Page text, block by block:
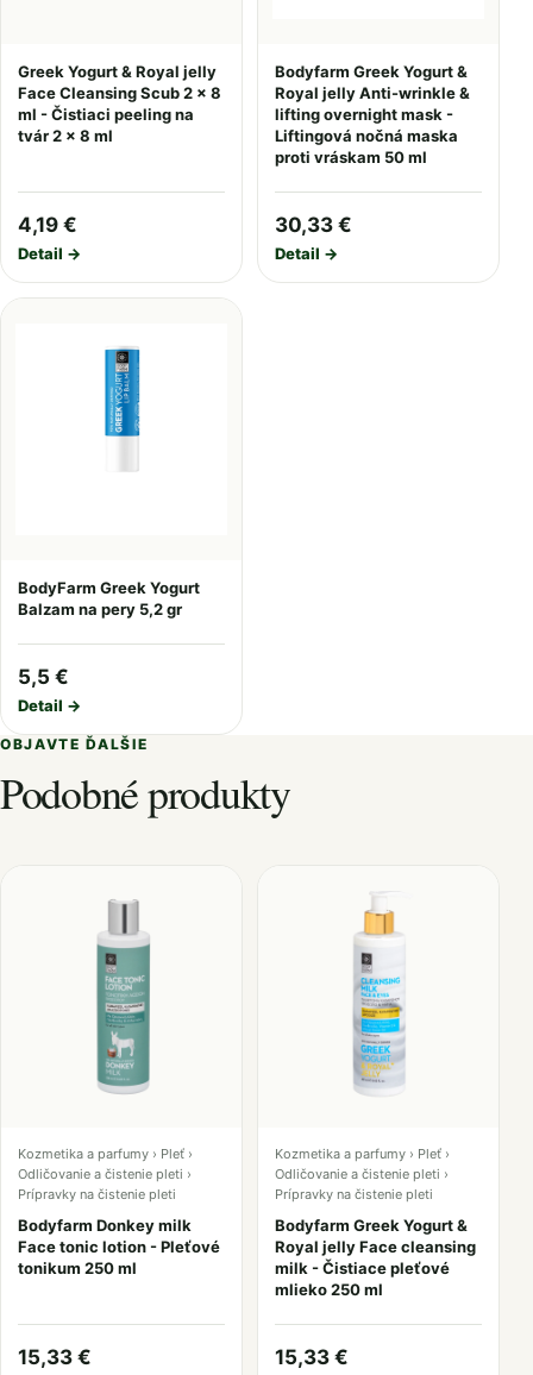
Greek Yogurt & Royal jelly
Face Cleansing Scub 2 x 8
ml - Čistiaci peeling na
tvár 2 x 8 ml
4,19 €
Detail →
Bodyfarm Greek Yogurt &
Royal jelly Anti-wrinkle &
lifting overnight mask -
Liftingová nočná maska
proti vráskam 50 ml
30,33 €
Detail →
BodyFarm Greek Yogurt
Balzam na pery 5,2 gr
5,5 €
Detail →
OBJAVTE ĎALŠIE
Podobné produkty
Kozmetika a parfumy › Pleť ›
Odličovanie a čistenie pleti ›
Prípravky na čistenie pleti
Bodyfarm Donkey milk
Face tonic lotion - Pleťové
tonikum 250 ml
15,33 €
Kozmetika a parfumy › Pleť ›
Odličovanie a čistenie pleti ›
Prípravky na čistenie pleti
Bodyfarm Greek Yogurt &
Royal jelly Face cleansing
milk - Čistiace pleťové
mlieko 250 ml
15,33 €